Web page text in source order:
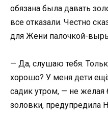
обязана была давать
все отказали. Честно
для Жени палочкой-
— Да, слушаю тебя.
хорошо? У меня дети
садик утром, — не желая
золовки, предупредила